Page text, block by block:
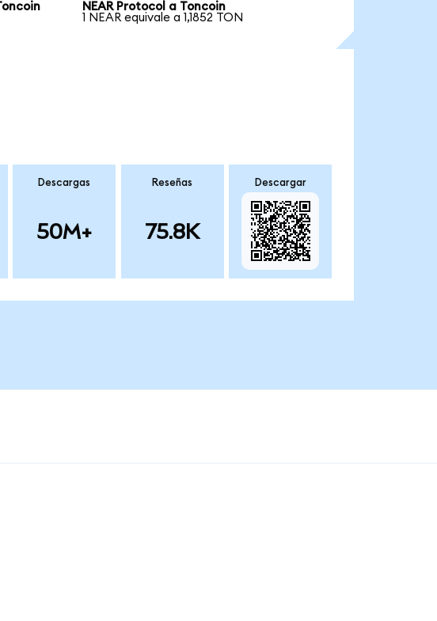
NEAR Protocol a Toncoin
1 NEAR equivale a 1,1852 TON
Descargas
50M+
Reseñas
75.8K
Descargar